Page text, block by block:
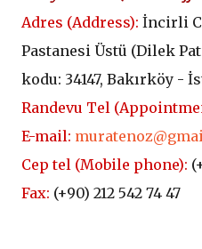
Adres (Address): İncirli
Pastanesi Üstü (Dilek
kodu: 34147, Bakırköy -
Randevu Tel (
E-mail:
Cep tel (Mobile phone):
Fax: (+90) 212 542 74 47